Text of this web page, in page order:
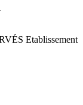
Etablissement